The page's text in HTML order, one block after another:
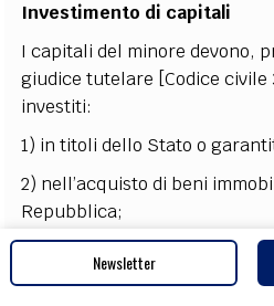
Investimento di capitali
I capitali del minore devono,
giudice tutelare [Codice
investiti:
1) in titoli dello Stato o
2) nell’acquisto di beni
Repubblica;
3) in mutui garantiti da
posti nella Repubblica, o in
Newsletter